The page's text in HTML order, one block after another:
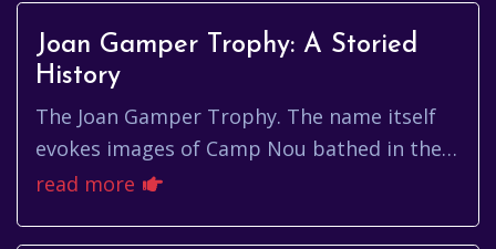
Joan Gamper Trophy: A Storied
History
The Joan Gamper Trophy. The name itself
evokes images of Camp Nou bathed in the
warm glow of a late summer evening, the
read more